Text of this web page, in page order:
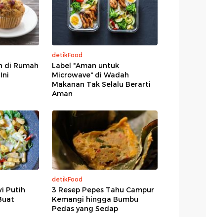
di Rumah
detikFood
Label "Aman untuk
Microwave" di Wadah
Makanan Tak Selalu Berarti
Aman
Putih
detikFood
3 Resep Pepes Tahu Campur
Kemangi hingga Bumbu
Pedas yang Sedap